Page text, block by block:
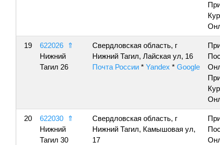
19 622026
⇑
Нижний
Тагил 26
Свердловская область, г
Нижний Тагил, Лайская ул, 16
Почта России * Yandex * Google
20 622030
⇑
Нижний
Тагил 30
Свердловская область, г
Нижний Тагил, Камышовая ул,
17